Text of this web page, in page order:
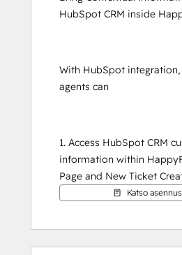
HubSpot CRM inside
With HubSpot
agents can
1. Access HubSpot CRM
information within
Page and New Ticket
2. Push relevant
Katso